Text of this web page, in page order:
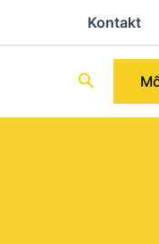
Kontakt
Hľadať